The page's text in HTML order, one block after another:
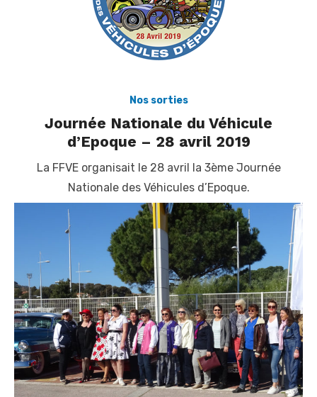
Nos sorties
Journée Nationale du Véhicule
d’Epoque – 28 avril 2019
La FFVE organisait le 28 avril la 3ème Journée
Nationale des Véhicules d’Epoque.